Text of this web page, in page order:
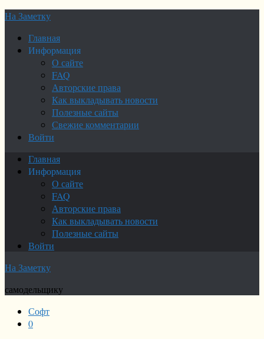
На Заметку
Главная
Информация
О сайте
FAQ
Авторские права
Как выкладывать новости
Полезные сайты
Свежие комментарии
Войти
Главная
Информация
О сайте
FAQ
Авторские права
Как выкладывать новости
Полезные сайты
Войти
На Заметку
самодельщику
Софт
0